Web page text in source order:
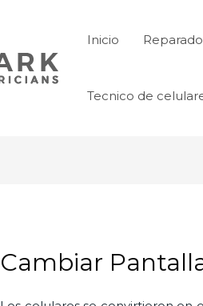
Inicio
Tecnico de
Cambiar